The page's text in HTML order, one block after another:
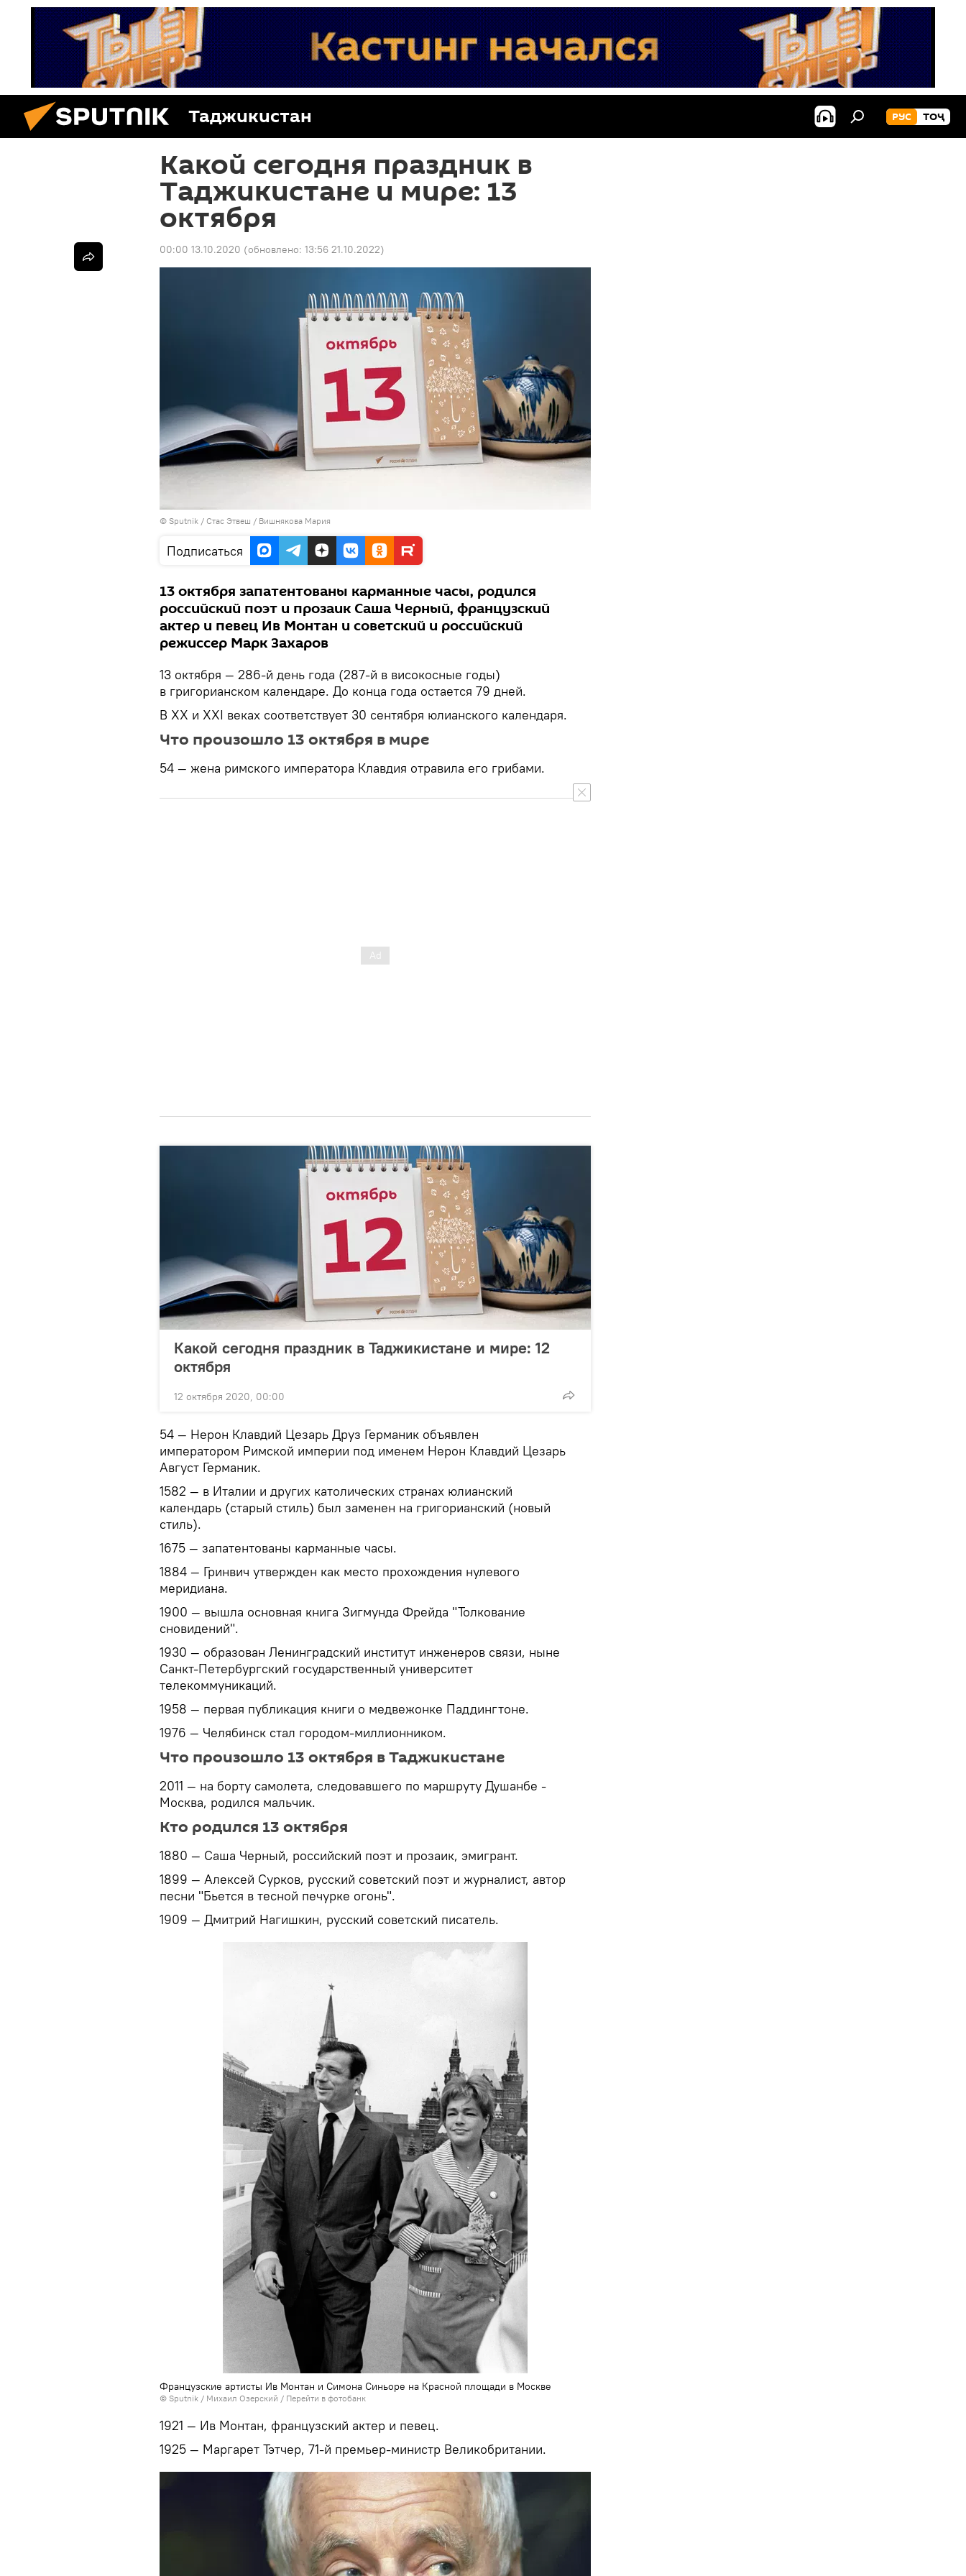
Таджикистан РУС ТОҶ
Какой сегодня праздник в
Таджикистане и мире: 13
октября
00:00 13.10.2020 (обновлено: 13:56 21.10.2022)
© Sputnik / Стас Этвеш / Вишнякова Мария
Подписаться
13 октября запатентованы карманные часы, родился
российский поэт и прозаик Саша Черный, французский
актер и певец Ив Монтан и советский и российский
режиссер Марк Захаров
13 октября — 286-й день года (287-й в високосные годы)
в григорианском календаре. До конца года остается 79 дней.
В XX и XXI веках соответствует 30 сентября юлианского календаря.
Что произошло 13 октября в мире
54 — жена римского императора Клавдия отравила его грибами.
Какой сегодня праздник в Таджикистане и мире: 12
октября
12 октября 2020, 00:00
54 — Нерон Клавдий Цезарь Друз Германик объявлен
императором Римской империи под именем Нерон Клавдий Цезарь
Август Германик.
1582 — в Италии и других католических странах юлианский
календарь (старый стиль) был заменен на григорианский (новый
стиль).
1675 — запатентованы карманные часы.
1884 — Гринвич утвержден как место прохождения нулевого
меридиана.
1900 — вышла основная книга Зигмунда Фрейда "Толкование
сновидений".
1930 — образован Ленинградский институт инженеров связи, ныне
Санкт-Петербургский государственный университет
телекоммуникаций.
1958 — первая публикация книги о медвежонке Паддингтоне.
1976 — Челябинск стал городом-миллионником.
Что произошло 13 октября в Таджикистане
2011 — на борту самолета, следовавшего по маршруту Душанбе -
Москва, родился мальчик.
Кто родился 13 октября
1880 — Саша Черный, российский поэт и прозаик, эмигрант.
1899 — Алексей Сурков, русский советский поэт и журналист, автор
песни "Бьется в тесной печурке огонь".
1909 — Дмитрий Нагишкин, русский советский писатель.
Французские артисты Ив Монтан и Симона Синьоре на Красной площади в Москве
© Sputnik / Михаил Озерский / Перейти в фотобанк
1921 — Ив Монтан, французский актер и певец.
1925 — Маргарет Тэтчер, 71-й премьер-министр Великобритании.